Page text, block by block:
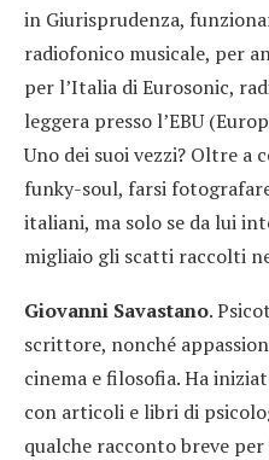
in Giurisprudenza,
radiofonico musicale, per
per l’Italia di Eurosonic,
leggera presso l’EBU
Uno dei suoi vezzi? Oltre a
funky-soul, farsi
italiani, ma solo se da lui
migliaio gli scatti raccolti
Giovanni Savastano.
scrittore, nonché
cinema e filosofia. Ha
con articoli e libri di
qualche racconto breve